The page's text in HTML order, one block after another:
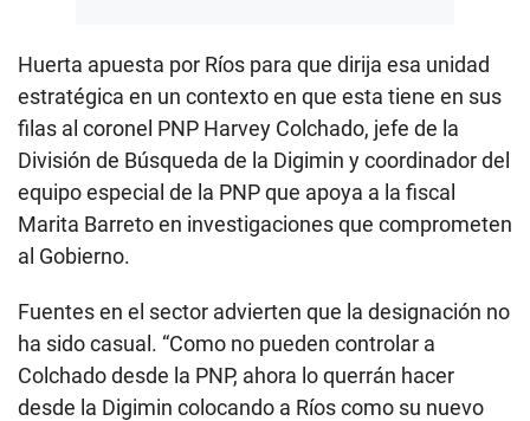
Huerta apuesta por Ríos para que dirija esa unidad
estratégica en un contexto en que esta tiene en sus
filas al coronel PNP Harvey Colchado, jefe de la
División de Búsqueda de la Digimin y coordinador del
equipo especial de la PNP que apoya a la fiscal
Marita Barreto en investigaciones que comprometen
al Gobierno.
Fuentes en el sector advierten que la designación no
ha sido casual. “Como no pueden controlar a
Colchado desde la PNP, ahora lo querrán hacer
desde la Digimin colocando a Ríos como su nuevo